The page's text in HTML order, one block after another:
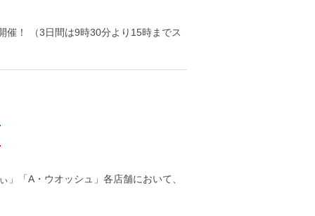
！ （3日間は9時30分より15時までス
「A・ウオッシュ」各店舗において、